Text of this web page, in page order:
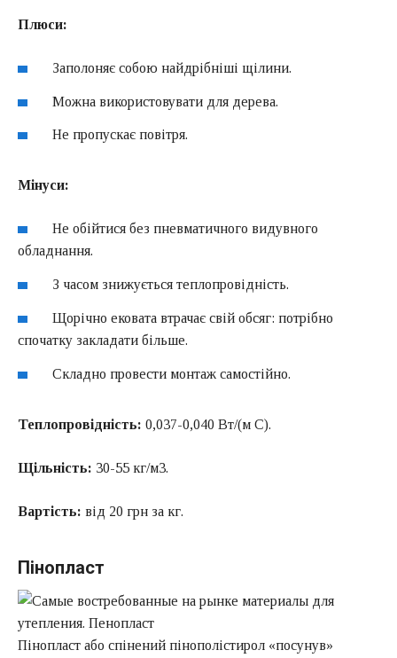
Плюси:
Заполоняє собою найдрібніші щілини.
Можна використовувати для дерева.
Не пропускає повітря.
Мінуси:
Не обійтися без пневматичного видувного
обладнання.
З часом знижується теплопровідність.
Щорічно ековата втрачає свій обсяг: потрібно
спочатку закладати більше.
Складно провести монтаж самостійно.
Теплопровідність: 0,037-0,040 Вт/(м C).
Щільність: 30-55 кг/м3.
Вартість: від 20 грн за кг.
Пінопласт
Пінопласт або спінений пінополістирол «посунув»